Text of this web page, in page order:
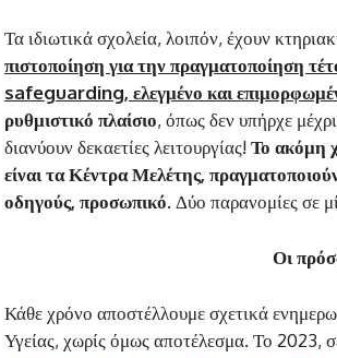
Τα ιδιωτικά σχολεία, λοιπόν, έχουν
πιστοποίηση για την πραγματοποίηση
safeguarding, ελεγμένο και
ρυθμιστικό πλαίσιο, όπως δεν υπήρχε
διανύουν δεκαετίες λειτουργίας!Το ακόμη
είναι τα Κέντρα Μελέτης,
οδηγούς, προσωπικό. Δύο παρανομίες σε
Οι
Κάθε χρόνο αποστέλλουμε σχετικά
Υγείας, χωρίς όμως αποτέλεσμα. Το 2023,